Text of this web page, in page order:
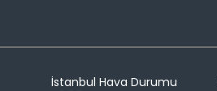
İstanbul Hava Durumu